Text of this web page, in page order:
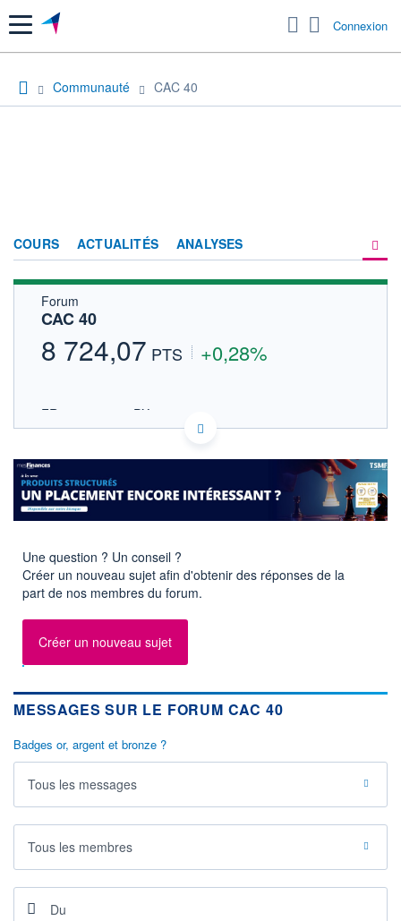
Menu Connexion
Communauté CAC 40
COURS ACTUALITÉS ANALYSES
HISTORIQUE
Forum
CAC 40
8 724,07 PTS +0,28%
FR0003500008 PX1
EURONEXT PARIS DONNÉES TEMPS RÉEL
09h58
8 680
8 720
8 740
OUVERTURE
8 712,29
+ HAUT
+HAUT 1ER
JANVIER
+BAS 1ER
JANVIER
VOLUME
546 M€
DERNIER ÉCHANGE
Une question ? Un conseil ?
Créer un nouveau sujet afin d'obtenir des réponses de la
part de nos membres du forum.
Créer un nouveau sujet
MESSAGES SUR LE FORUM CAC 40
Badges or, argent et bronze ?
Tous les messages
Tous les membres